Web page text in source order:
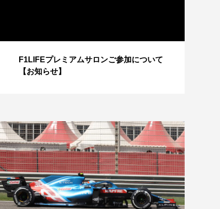
F1LIFEプレミアムサロンご参加について
【お知らせ】